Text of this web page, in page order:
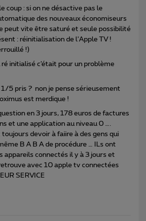
coup : si on ne désactive pas le
des nouveaux économiseurs
peut vite être saturé et seule possibilité
: réinitialisation de l’Apple TV !
!)
ré initialisé c’était pour un problème
5 pris ? non je pense sérieusement
est merdique !
en 3 jours, 178 euros de factures
et une application au niveau 0 ….
devoir à faiire à des gens qui
B A B A de procédure … ILs ont
appareils connectés il y à 3 jours et
avec 10 apple tv connectées
SERVICE